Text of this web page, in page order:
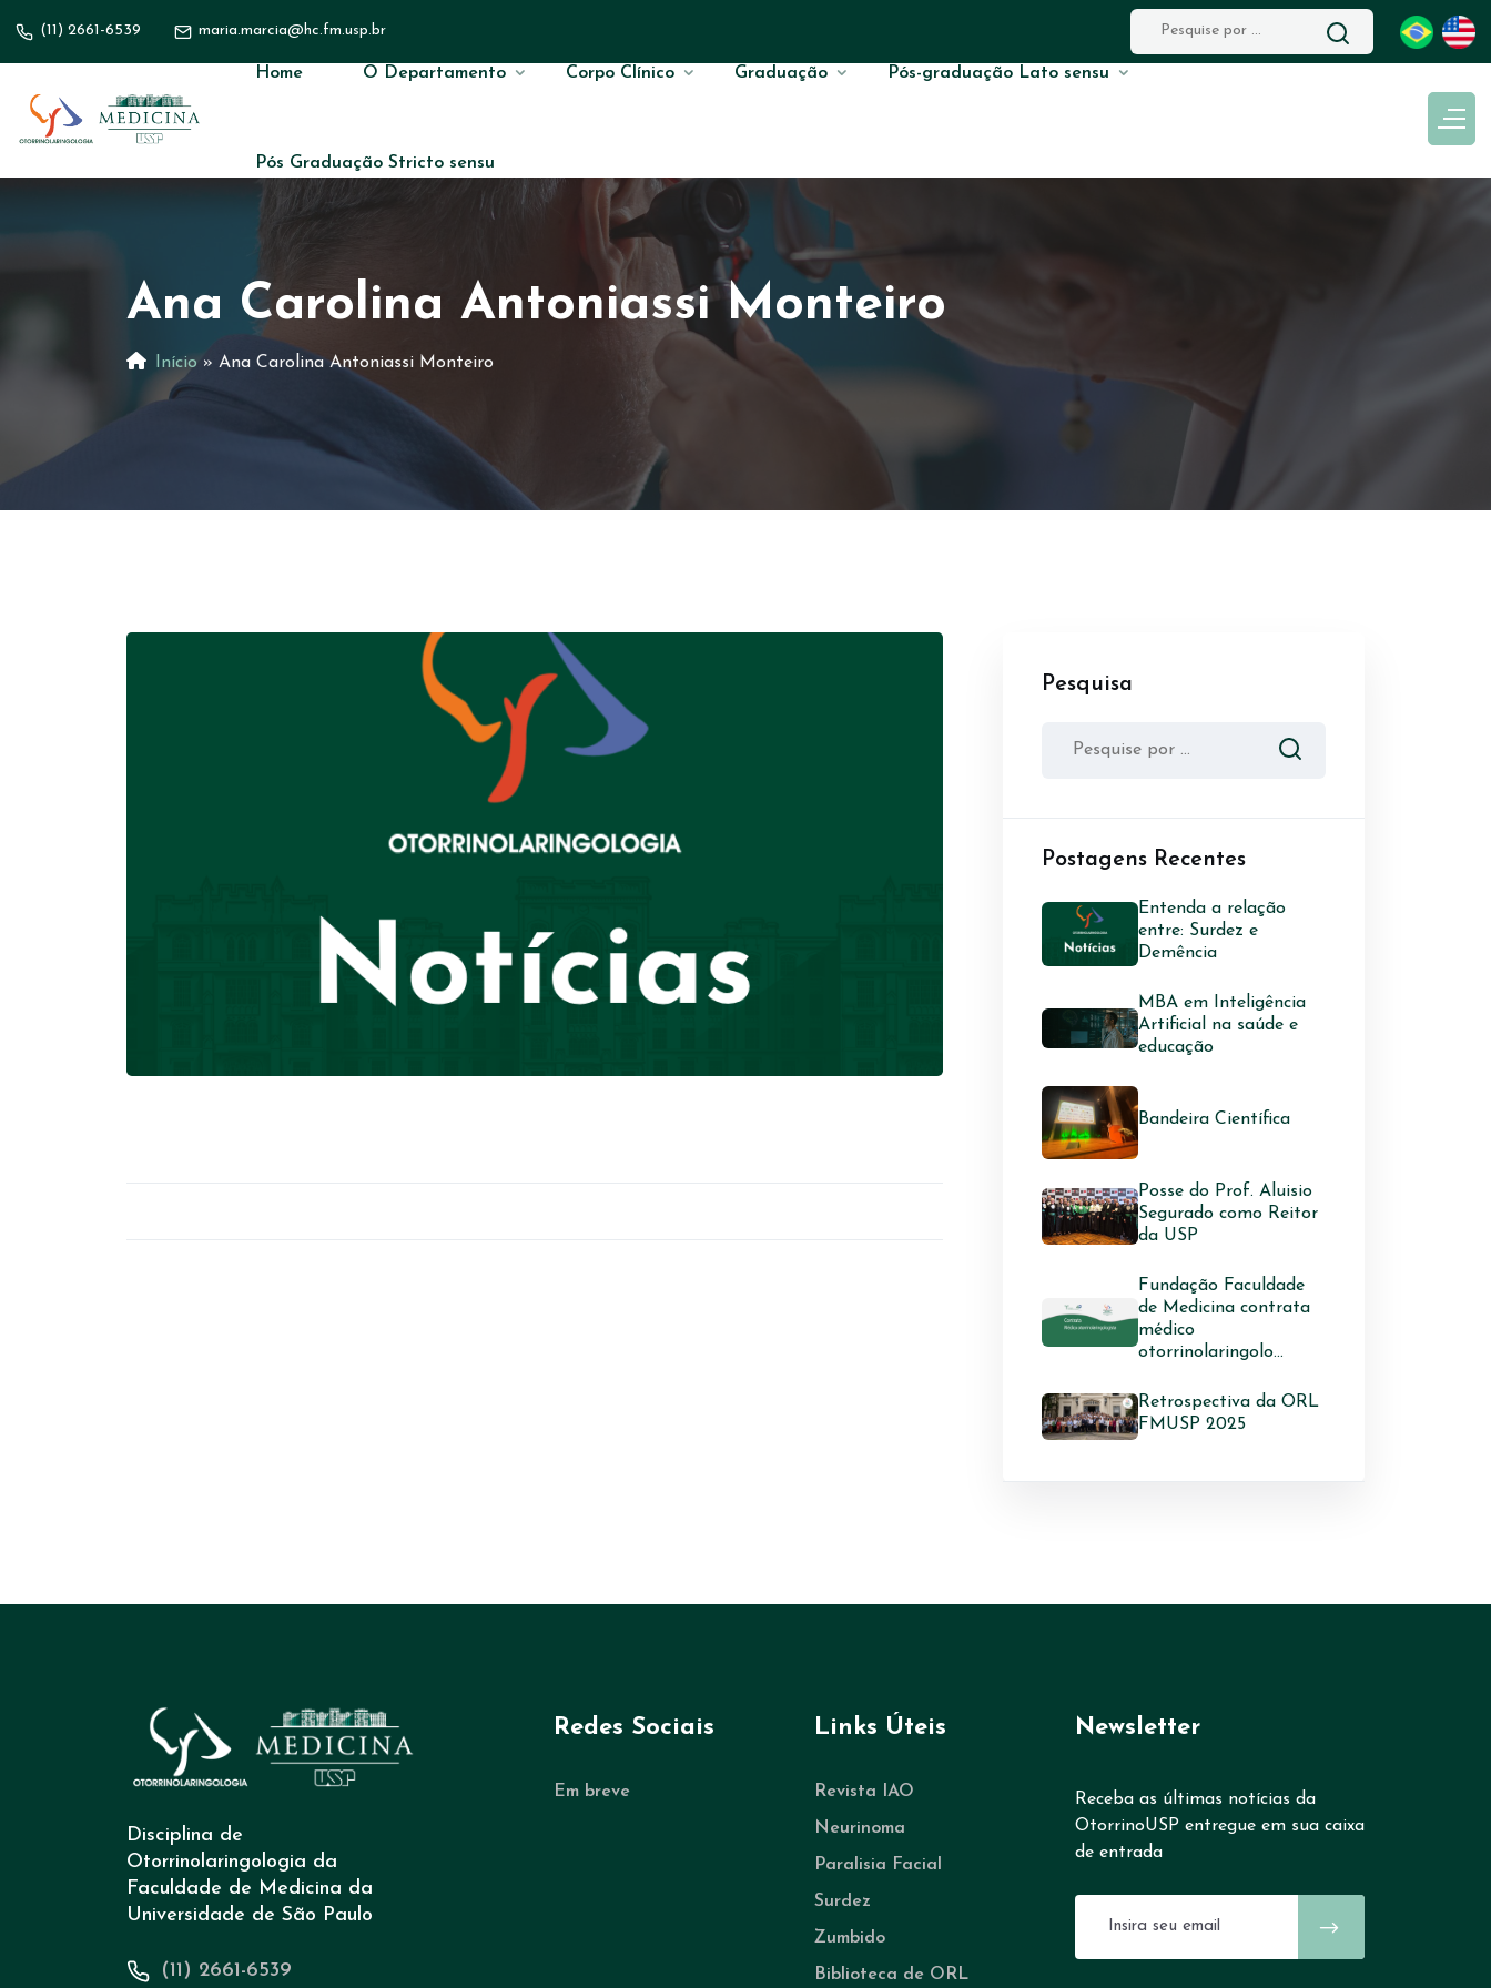
(11) 2661-6539 maria.marcia@hc.fm.usp.br
Home O Departamento Corpo Clínico Graduação Pós-graduação Lato sensu
Pós Graduação Stricto sensu
Ana Carolina Antoniassi Monteiro
Início » Ana Carolina Antoniassi Monteiro
Pesquisa
Postagens Recentes
Entenda a relação
entre: Surdez e
Demência
MBA em Inteligência
Artificial na saúde e
educação
Bandeira Científica
Posse do Prof. Aluisio
Segurado como Reitor
da USP
Fundação Faculdade
de Medicina contrata
médico
otorrinolaringolo...
Retrospectiva da ORL
FMUSP 2025
Disciplina de
Otorrinolaringologia da
Faculdade de Medicina da
Universidade de São Paulo
(11) 2661-6539
Redes Sociais
Em breve
Links Úteis
Revista IAO
Neurinoma
Paralisia Facial
Surdez
Zumbido
Biblioteca de ORL
Newsletter
Receba as últimas notícias da
OtorrinoUSP entregue em sua caixa
de entrada